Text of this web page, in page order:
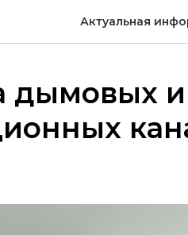
Актуальная
дымовых и